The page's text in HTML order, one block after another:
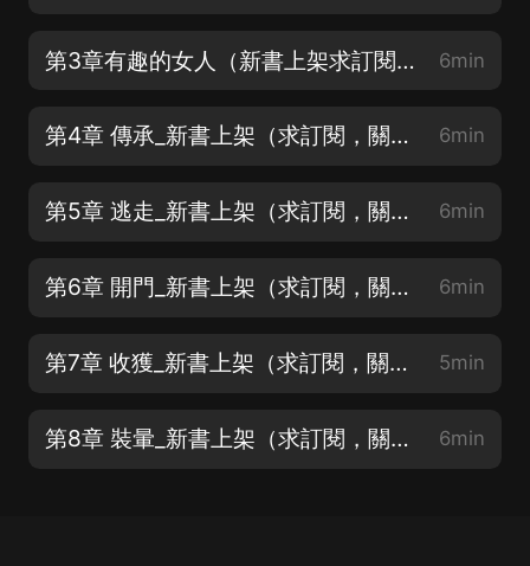
第3章有趣的女人（新書上架求訂閱、關注、投喂月票） 6min
第4章 傳承_新書上架（求訂閱，關注，投喂月票） 6min
第5章 逃走_新書上架（求訂閱，關注，投喂月票） 6min
第6章 開門_新書上架（求訂閱，關注，投喂月票） 6min
第7章 收獲_新書上架（求訂閱，關注，投喂月票） 5min
第8章 裝暈_新書上架（求訂閱，關注，投喂月票） 6min